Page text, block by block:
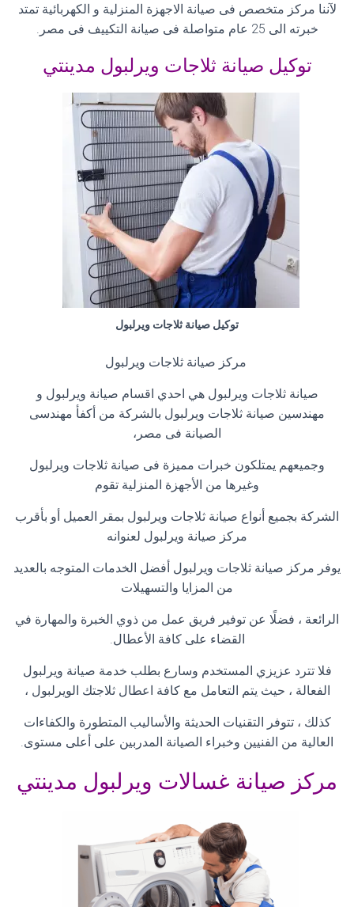
لآننا مركز متخصص فى صيانة الاجهزة المنزلية و الكهربائية تمتد
خبرته الى 25 عام متواصلة فى صيانة التكييف فى مصر
.
توكيل صيانة ثلاجات ويرلبول مدينتي
توكيل صيانة ثلاجات ويرلبول
مركز صيانة ثلاجات ويرلبول
صيانة ثلاجات ويرلبول هي احدي اقسام صيانة ويرلبول و
مهندسين صيانة ثلاجات ويرلبول بالشركة من أكفأ مهندسى
الصيانة فى مصر،
وجميعهم يمتلكون خبرات مميزة فى صيانة ثلاجات ويرلبول
وغيرها من الأجهزة المنزلية تقوم
الشركة بجميع أنواع صيانة ثلاجات ويرلبول بمقر العميل أو بأقرب
مركز صيانة ويرلبول لعنوانه
يوفر مركز صيانة ثلاجات ويرلبول أفضل الخدمات المتوجه بالعديد
من المزايا والتسهيلات
الرائعة ، فضلًا عن توفير فريق عمل من ذوي الخبرة والمهارة في
القضاء على كافة الأعطال.
فلا تترد عزيزي المستخدم وسارع بطلب خدمة صيانة ويرلبول
الفعالة ، حيث يتم التعامل مع كافة اعطال ثلاجتك الويرلبول ،
كذلك ، تتوفر التقنيات الحديثة والأساليب المتطورة والكفاءات
العالية من الفنيين وخبراء الصيانة المدربين على أعلى مستوى.
مركز صيانة غسالات ويرلبول مدينتي